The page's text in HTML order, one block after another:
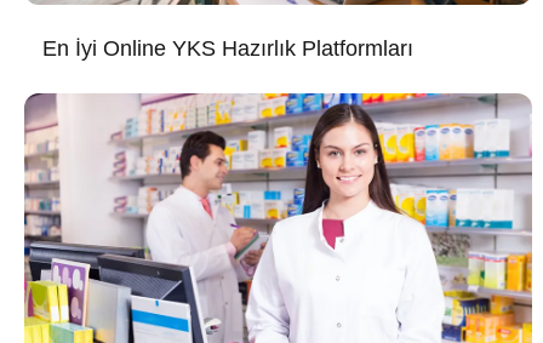
En İyi Online YKS Hazırlık Platformları